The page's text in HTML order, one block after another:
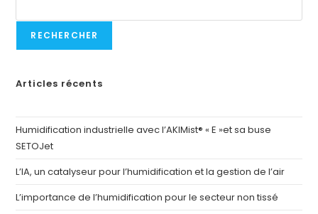
RECHERCHER
Articles récents
Humidification industrielle avec l’AKIMist® « E »et sa buse
SETOJet
L’IA, un catalyseur pour l’humidification et la gestion de l’air
L’importance de l’humidification pour le secteur non tissé